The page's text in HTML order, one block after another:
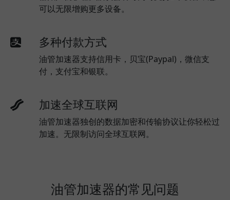
可以无限增购更多设备。
多种付款方式
油管加速器支持信用卡，贝宝(Paypal)，微信支
付，支付宝和银联。
加速全球互联网
油管加速器独创的数据加密和传输协议让你轻松过
加速。无限制访问全球互联网。
油管加速器的常见问题